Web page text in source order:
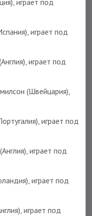
играет под
играет под
играет под
(Швейцария),
играет под
играет под
играет под
играет под